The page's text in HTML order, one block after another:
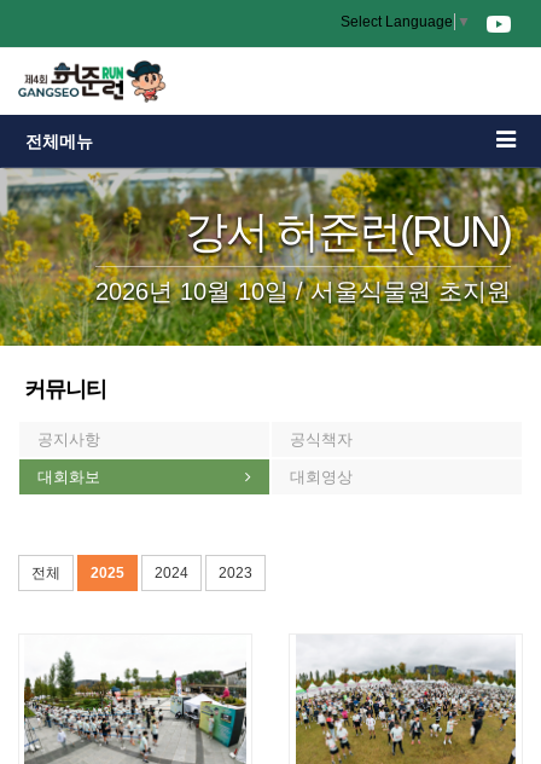
Select Language ▼
전체메뉴
강서 허준런(RUN)
2026년 10월 10일 / 서울식물원 초지원
커뮤니티
공지사항 공식책자
대회화보 대회영상
전체 2025 2024 2023